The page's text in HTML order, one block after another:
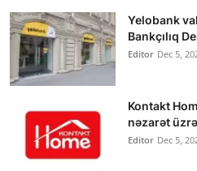
Yelobank
Bankçılıq
Editor Dec 5,
Kontakt
nəzarət
Editor Dec 5,